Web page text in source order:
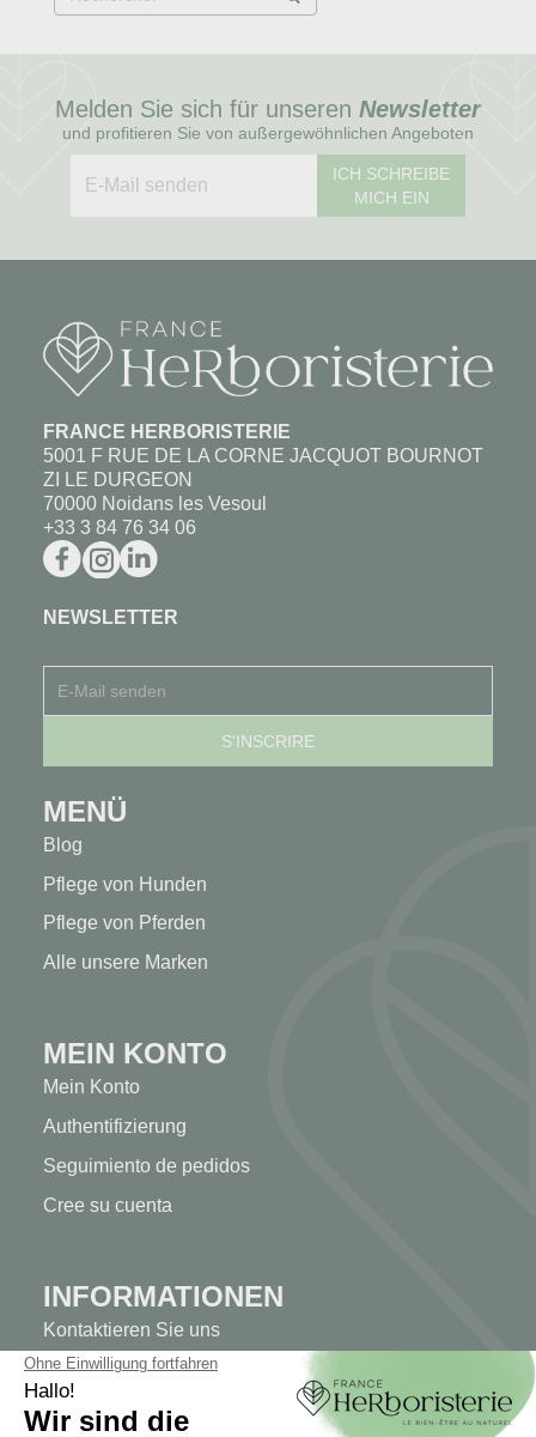
Melden Sie sich für unseren Newsletter
und profitieren Sie von außergewöhnlichen Angeboten
ICH SCHREIBE
MICH EIN
FRANCE HERBORISTERIE
5001 F RUE DE LA CORNE JACQUOT BOURNOT
ZI LE DURGEON
70000 Noidans les Vesoul
+33 3 84 76 34 06
NEWSLETTER
MENÜ
Blog
Pflege von Hunden
Pflege von Pferden
Alle unsere Marken
MEIN KONTO
Mein Konto
Authentifizierung
Seguimiento de pedidos
Cree su cuenta
INFORMATIONEN
Kontaktieren Sie uns
Sitemap
Unser Kräuterladen